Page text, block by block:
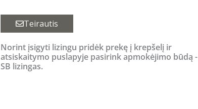
3613,00 €.
Teirautis
Norint įsigyti lizingu pridėk prekę į krepšelį ir
atsiskaitymo puslapyje pasirink apmokėjimo būdą -
SB lizingas.